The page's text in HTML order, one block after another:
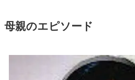
母親のエピソード